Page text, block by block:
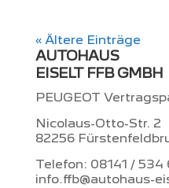
« Ältere Einträge
AUTOHAUS
EISELT FFB GMBH
PEUGEOT
Nicolaus-Otto-Str. 2
82256
Telefon: 08141 / 534
info.ffb@autohaus-